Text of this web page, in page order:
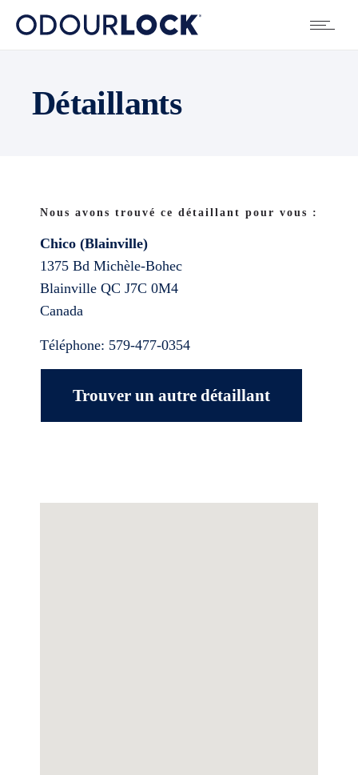
Détaillants
Nous avons trouvé ce détaillant pour vous :
Chico (Blainville)
1375 Bd Michèle-Bohec
Blainville QC J7C 0M4
Canada
Téléphone: 579-477-0354
Trouver un autre détaillant